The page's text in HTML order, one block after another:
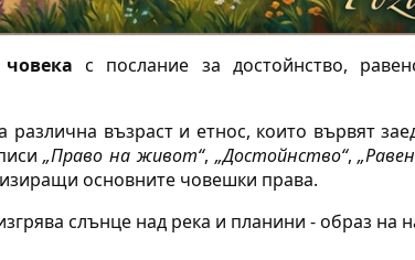
с послание за достойнство,
възраст и етнос, които вървят
„Право на живот“, „Достойнство“,
основните човешки права.
слънце над река и планини - образ на